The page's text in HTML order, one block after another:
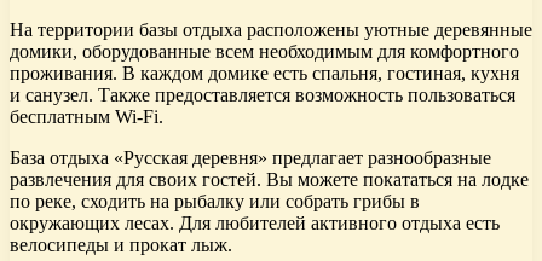
На территории базы отдыха расположены уютные деревянные
домики, оборудованные всем необходимым для комфортного
проживания. В каждом домике есть спальня, гостиная, кухня
и санузел. Также предоставляется возможность пользоваться
бесплатным Wi-Fi.
База отдыха «Русская деревня» предлагает разнообразные
развлечения для своих гостей. Вы можете покататься на лодке
по реке, сходить на рыбалку или собрать грибы в
окружающих лесах. Для любителей активного отдыха есть
велосипеды и прокат лыж.